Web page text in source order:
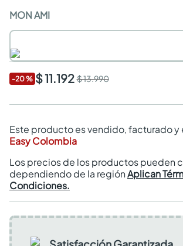
MON AMI
-20% $ 11.192$ 13.990
Este producto es vendido, facturado
Easy Colombia
Los precios de los productos pueden
dependiendo de la regiónAplican
Condiciones.
comedores
armarios closet